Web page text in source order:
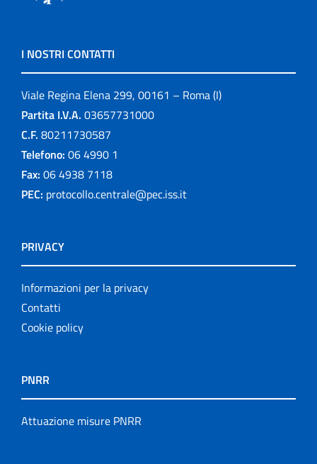
I NOSTRI CONTATTI
Viale Regina Elena 299, 00161 – Roma (I)
Partita I.V.A. 03657731000
C.F. 80211730587
Telefono: 06 4990 1
Fax: 06 4938 7118
PEC: protocollo.centrale@pec.iss.it
PRIVACY
Informazioni per la privacy
Contatti
Cookie policy
PNRR
Attuazione misure PNRR